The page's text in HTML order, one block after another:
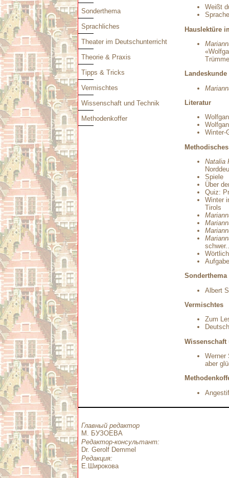
Sonderthema
Sprachliches
Theater im Deutschunterricht
Theorie & Praxis
Tipps & Tricks
Vermischtes
Wissenschaft und Technik
Methodenkoffer
Weißt
Hauslektüre
Landeskunde
Literatur
Winter-
Methodisches
Natalia
Spiele
Über
Quiz:
Winter
Tirols
Sonderthema
Albert
Vermischtes
Zum
Wissenschaft
Werner
aber
Главный редактор
М. БУЗОЕВА
Редактор-консультант:
Dr. Gerolf Demmel
Редакция:
Е.Широкова